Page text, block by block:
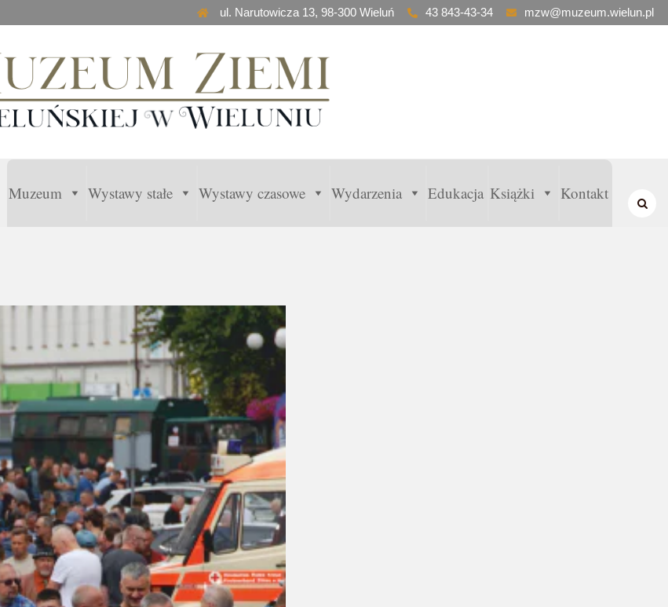
ul. Narutowicza 13, 98-300 Wieluń 43 843-43-34 mzw@muzeum.wielun.pl
Muzeum Wystawy stałe Wystawy czasowe Wydarzenia Edukacja Książki Kontakt